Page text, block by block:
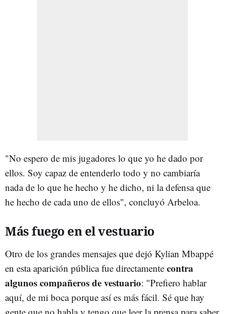
"No espero de mis jugadores lo que yo he dado por
ellos. Soy capaz de entenderlo todo y no cambiaría
nada de lo que he hecho y he dicho, ni la defensa que
he hecho de cada uno de ellos", concluyó Arbeloa.
Más fuego en el vestuario
Otro de los grandes mensajes que dejó Kylian Mbappé
en esta aparición pública fue directamente contra
algunos compañeros de vestuario: "Prefiero hablar
aquí, de mi boca porque así es más fácil. Sé que hay